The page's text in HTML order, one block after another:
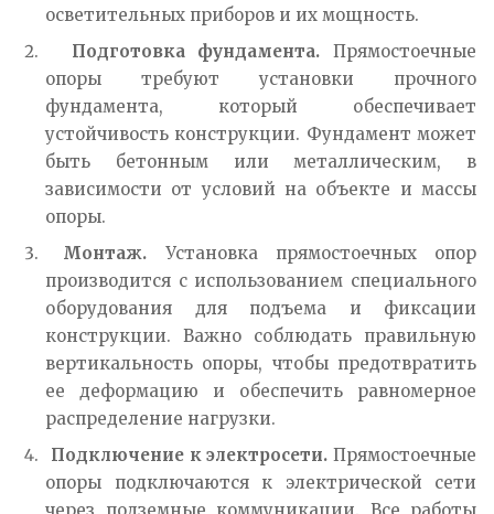
осветительных приборов и их мощность.
Подготовка фундамента. Прямостоечные
опоры требуют установки прочного
фундамента, который обеспечивает
устойчивость конструкции. Фундамент может
быть бетонным или металлическим, в
зависимости от условий на объекте и массы
опоры.
Монтаж. Установка прямостоечных опор
производится с использованием специального
оборудования для подъема и фиксации
конструкции. Важно соблюдать правильную
вертикальность опоры, чтобы предотвратить
ее деформацию и обеспечить равномерное
распределение нагрузки.
Подключение к электросети. Прямостоечные
опоры подключаются к электрической сети